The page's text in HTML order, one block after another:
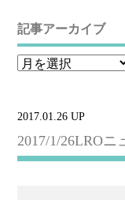
記事アーカイブ
2017.01.26 UP
2017/1/26LROニ